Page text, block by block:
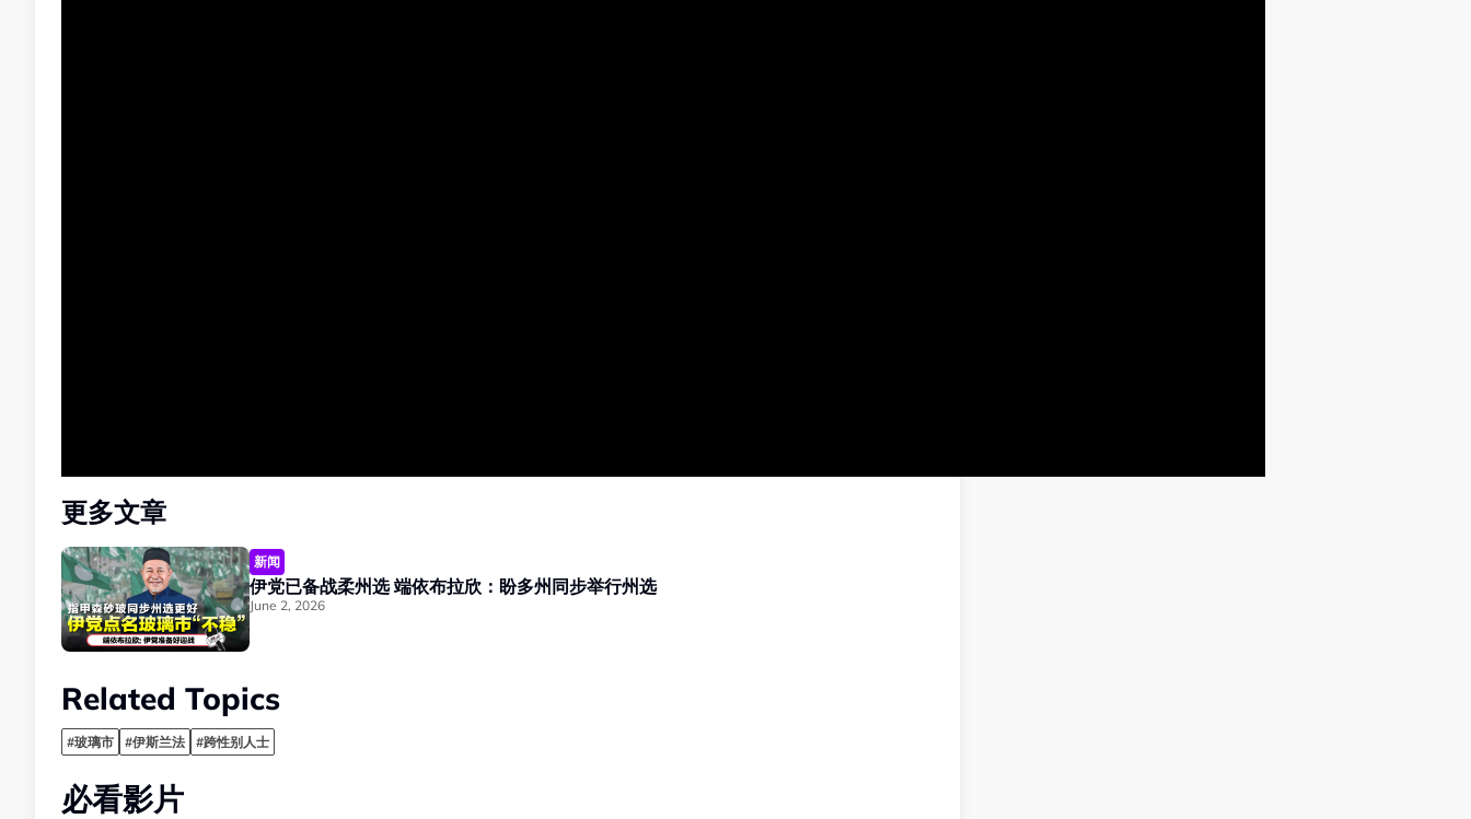
更多文章
新闻
伊党已备战柔州选 端依布拉欣：盼多州同步举行州选
June 2, 2026
Related Topics
#玻璃市 #伊斯兰法 #跨性别人士
必看影片